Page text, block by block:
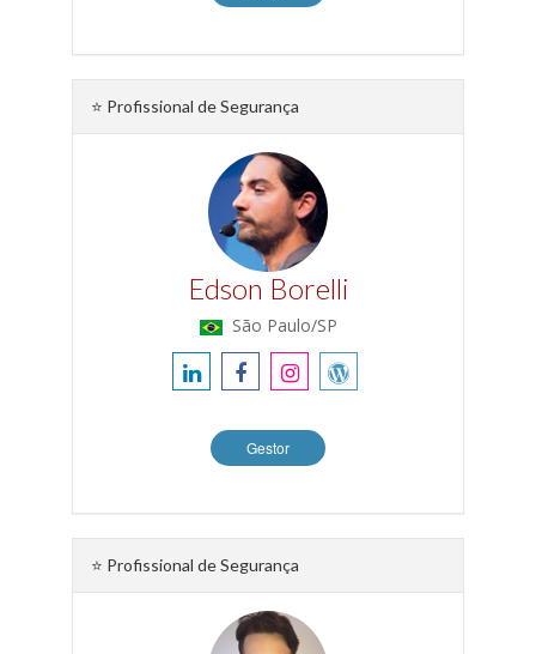
⭐ Profissional de Segurança
Edson Borelli
São Paulo/SP
Gestor
⭐ Profissional de Segurança